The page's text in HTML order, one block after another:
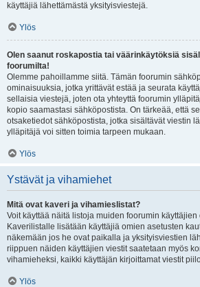
käyttäjiä lähettämästä yksityisviestejä.
Ylös
Olen saanut roskapostia tai väärinkäytöksiä
foorumilta!
Olemme pahoillamme siitä. Tämän foorumin
ominaisuuksia, jotka yrittävät estää ja seurata
sellaisia viestejä, joten ota yhteyttä foorumin
kopio saamastasi sähköpostista. On tärkeää, että
otsaketiedot sähköpostista, jotka sisältävät viestin
ylläpitäjä voi sitten toimia tarpeen mukaan.
Ylös
Ystävät ja vihamiehet
Mitä ovat kaveri ja vihamieslistat?
Voit käyttää näitä listoja muiden foorumin
Kaverilistalle lisätään käyttäjiä omien asetusten
näkemään jos he ovat paikalla ja yksityisviestien
riippuen näiden käyttäjien viestit saatetaan myös
vihamieheksi, kaikki käyttäjän kirjoittamat viestit
Ylös